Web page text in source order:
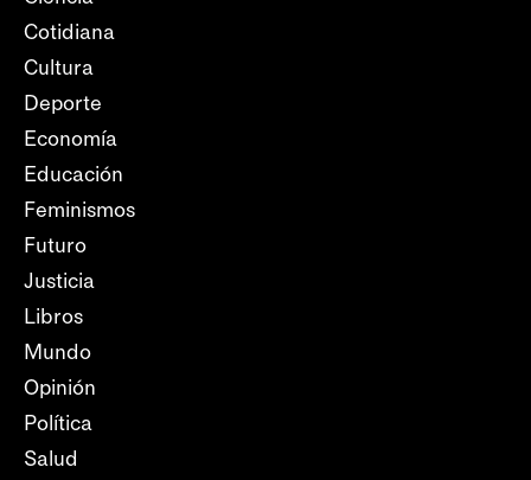
Cotidiana
Cultura
Deporte
Economía
Educación
Feminismos
Futuro
Justicia
Libros
Mundo
Opinión
Política
Salud